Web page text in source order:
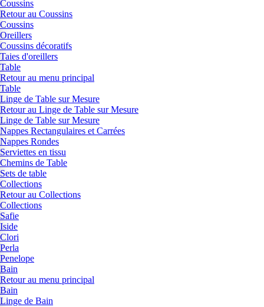
Coussins
Retour au Coussins
Coussins
Oreillers
Coussins décoratifs
Taies d'oreillers
Table
Retour au menu principal
Table
Linge de Table sur Mesure
Retour au Linge de Table sur Mesure
Linge de Table sur Mesure
Nappes Rectangulaires et Carrées
Nappes Rondes
Serviettes en tissu
Chemins de Table
Sets de table
Collections
Retour au Collections
Collections
Safie
Iside
Clori
Perla
Penelope
Bain
Retour au menu principal
Bain
Linge de Bain